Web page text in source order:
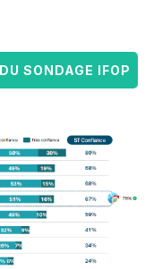
SONDAGE IFOP